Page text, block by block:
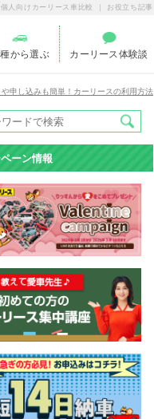
個人向けカーリース車比較 ｜ お役立ち記事
から選ぶ カーリース体験談
や申し込みも簡単！カーリースの利用方法
ーン情報